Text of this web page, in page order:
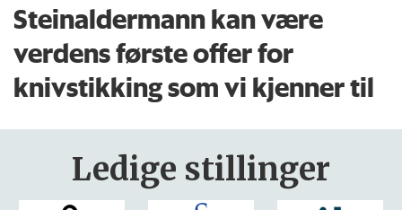
Steinaldermann kan være
verdens første offer for
knivstikking som vi kjenner til
Ledige stillinger